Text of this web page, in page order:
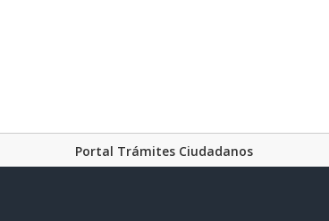
Portal Trámites Ciudadanos